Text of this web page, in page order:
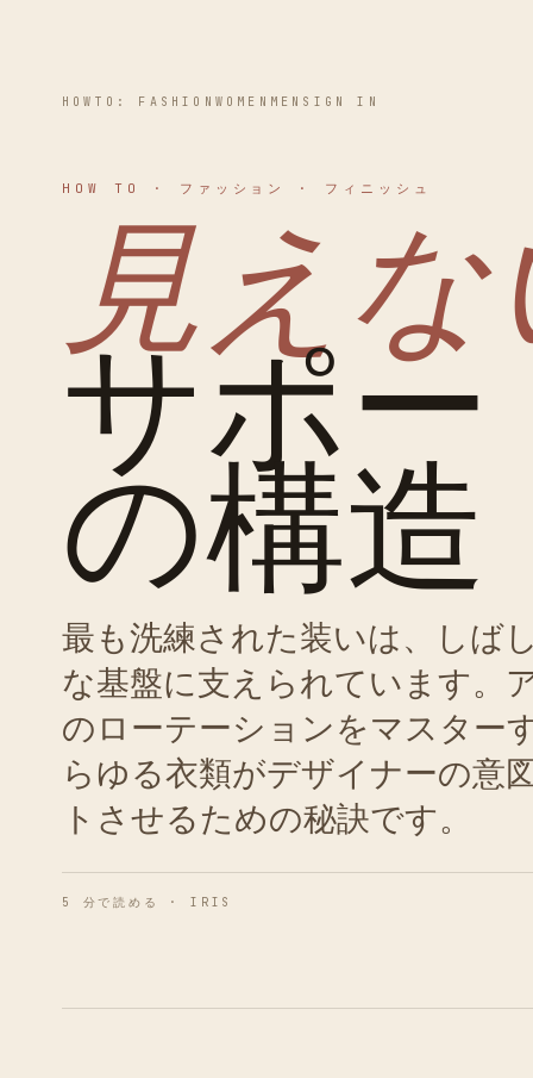
HOWTO: FASHION WOMEN MEN SIGN IN
HOW TO · ファッション · フィニッシュ
見え
サポー
の構造
最も洗練された装いは、しば
な基盤に支えられています。
のローテーションをマスター
らゆる衣類がデザイナーの意
トさせるための秘訣です。
5 分で読める · IRIS